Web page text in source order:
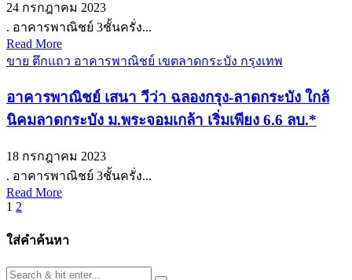
24 กรกฎาคม 2023
. อาคารพาณิชย์ 3ชั้นครั่ง...
Read More
ขาย ตึกแถว อาคารพาณิชย์ เขตลาดกระบัง กรุงเทพ
อาคารพาณิชย์ เสนา วีว่า ฉลองกรุง-ลาดกระบัง ใกล้
นิคมลาดกระบัง ม.พระจอมเกล้า เริ่มเพียง 6.6 ลบ.*
18 กรกฎาคม 2023
. อาคารพาณิชย์ 3ชั้นครั่ง...
Read More
Posts
pagination
1 2
ใส่คำค้นหา